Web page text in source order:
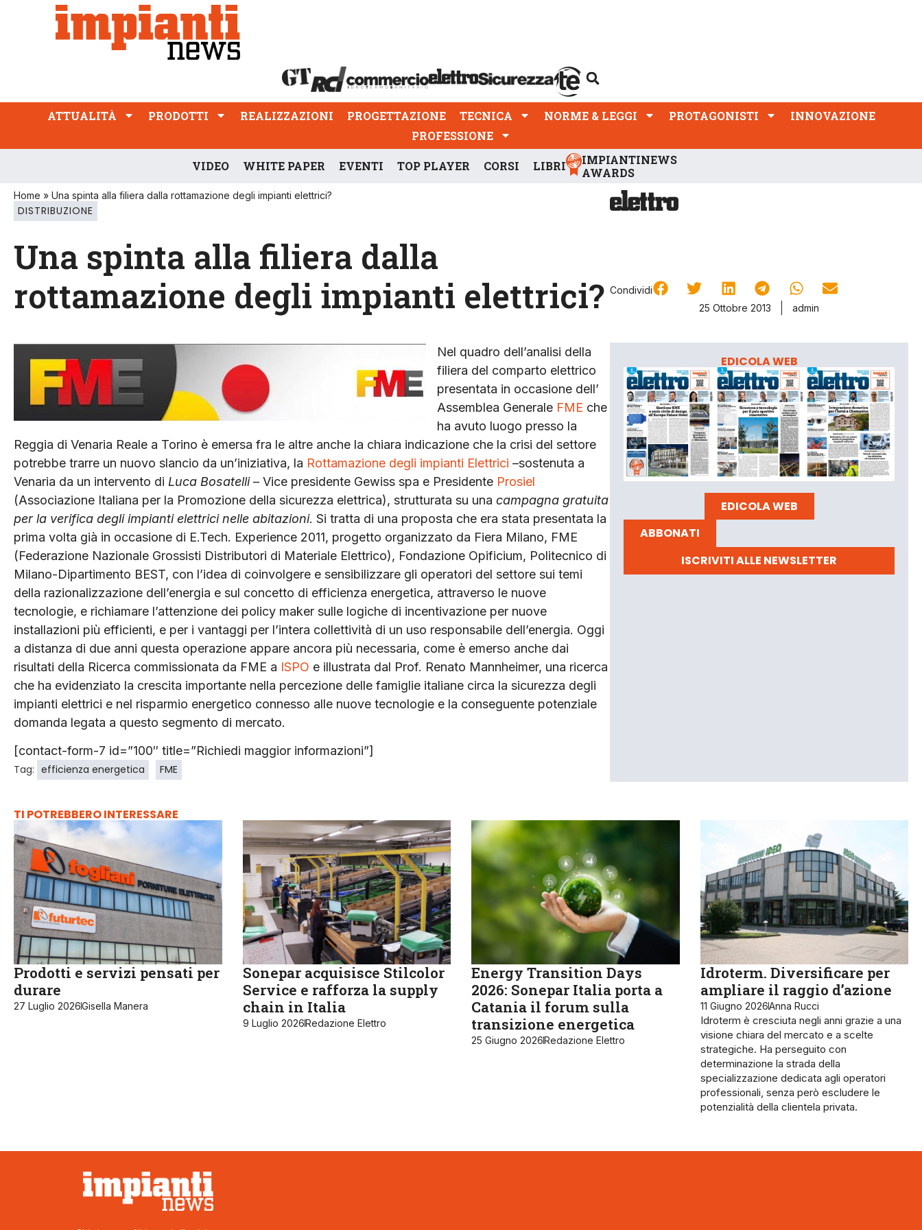
ATTUALITÀ PRODOTTI REALIZZAZIONI
PROFESSIONE
ATTUALITÀ PRODOTTI REALIZZAZIONI PROGETTAZIONE TECNICA NORME & LEGGI PROTAGONISTI
INNOVAZIONE
PROFESSIONE
VIDEO WHITE PAPER EVENTI TOP PLAYER CORSI LIBRI
IMPIANTINEWS
AWARDS
Home » Una spinta alla filiera dalla rottamazione degli impianti elettrici?
DISTRIBUZIONE
Una spinta alla filiera dalla
rottamazione degli impianti elettrici? Condividi
25 Ottobre 2013
admin
Nel quadro dell’analisi della
filiera del comparto elettrico
presentata in occasione dell’
Assemblea Generale FME che
ha avuto luogo presso la
Reggia di Venaria Reale a Torino è emersa fra le altre anche la chiara indicazione che la crisi del settore
potrebbe trarre un nuovo slancio da un’iniziativa, la Rottamazione degli impianti Elettrici –sostenuta a
Venaria da un intervento di Luca Bosatelli– Vice presidente Gewiss spa e Presidente Prosiel
(Associazione Italiana per la Promozione della sicurezza elettrica), strutturata su una campagna gratuita
per la verifica degli impianti elettrici nelle abitazioni. Si tratta di una proposta che era stata presentata la
prima volta già in occasione di E.Tech. Experience 2011, progetto organizzato da Fiera Milano, FME
(Federazione Nazionale Grossisti Distributori di Materiale Elettrico), Fondazione Opificium, Politecnico di
Milano-Dipartimento BEST, con l’idea di coinvolgere e sensibilizzare gli operatori del settore sui temi
della razionalizzazione dell’energia e sul concetto di efficienza energetica, attraverso le nuove
tecnologie, e richiamare l’attenzione dei policy maker sulle logiche di incentivazione per nuove
installazioni più efficienti, e per i vantaggi per l’intera collettività di un uso responsabile dell’energia. Oggi
a distanza di due anni questa operazione appare ancora più necessaria, come è emerso anche dai
risultati della Ricerca commissionata da FME a ISPO e illustrata dal Prof. Renato Mannheimer, una ricerca
che ha evidenziato la crescita importante nella percezione delle famiglie italiane circa la sicurezza degli
impianti elettrici e nel risparmio energetico connesso alle nuove tecnologie e la conseguente potenziale
domanda legata a questo segmento di mercato.
[contact-form-7 id=”100″ title=”Richiedi maggior informazioni”]
Tag: efficienza energetica FME
EDICOLA WEB
EDICOLA WEB
ABBONATI
ISCRIVITI ALLE NEWSLETTER
TI POTREBBERO INTERESSARE
Prodotti e servizi pensati per
durare
27 Luglio 2026Gisella Manera
Sonepar acquisisce Stilcolor
Service e rafforza la supply
chain in Italia
9 Luglio 2026Redazione Elettro
Energy Transition Days
2026: Sonepar Italia porta a
Catania il forum sulla
transizione energetica
25 Giugno 2026Redazione Elettro
Idroterm. Diversificare per
ampliare il raggio d’azione
11 Giugno 2026Anna Rucci
Idroterm è cresciuta negli anni grazie a una
visione chiara del mercato e a scelte
strategiche. Ha perseguito con
determinazione la strada della
specializzazione dedicata agli operatori
professionali, senza però escludere le
potenzialità della clientela privata.